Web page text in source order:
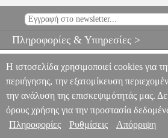
Πληροφορίες & Υπηρεσίες >
Η ιστοσελίδα χρησιμοποιεί cookies για
περιήγησης, την εξατομίκευση
την ανάλυση της επισκεψιμότητάς μας.
όρους χρήσης για την προστασία
Πληροφορίες
Ρυθμίσεις Απόρριψη